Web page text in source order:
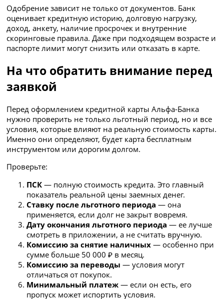
Одобрение зависит не только от документов. Банк
оценивает кредитную историю, долговую нагрузку,
доход, анкету, наличие просрочек и внутренние
скоринговые правила. Даже при подходящем возрасте и
паспорте лимит могут снизить или отказать в карте.
На что обратить внимание перед
заявкой
Перед оформлением кредитной карты Альфа-Банка
нужно проверить не только льготный период, но и все
условия, которые влияют на реальную стоимость карты.
Именно они определяют, будет карта бесплатным
инструментом или дорогим долгом.
Проверьте:
ПСК — полную стоимость кредита. Это главный
показатель реальной цены заемных денег.
Ставку после льготного периода — она
применяется, если долг не закрыт вовремя.
Дату окончания льготного периода — ее лучше
смотреть в приложении, а не считать вручную.
Комиссию за снятие наличных — особенно при
сумме больше 50 000 ₽ в месяц.
Комиссию за переводы — условия могут
отличаться от покупок.
Минимальный платеж — если он есть, его
пропуск может испортить условия.